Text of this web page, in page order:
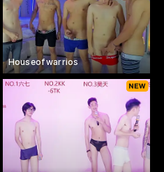
Houseofwarrios